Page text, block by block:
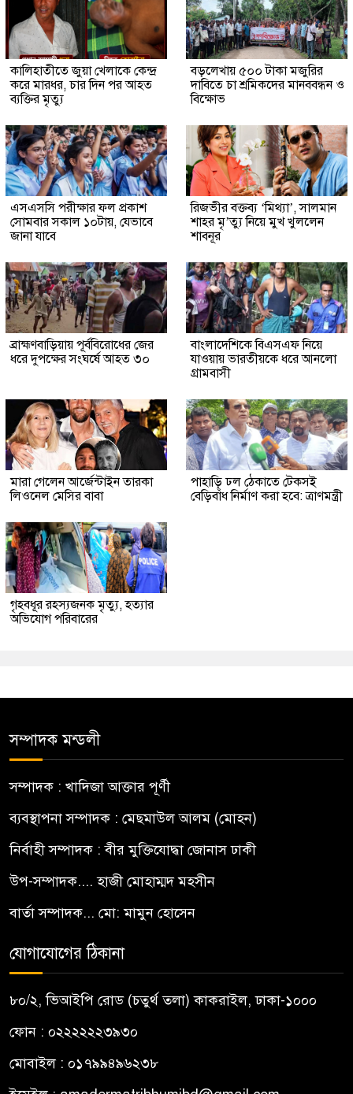
কালিহাতীতে জুয়া খেলাকে কেন্দ্র
করে মারধর, চার দিন পর আহত
ব্যক্তির মৃত্যু
বড়লেখায় ৫০০ টাকা মজুরির
দাবিতে চা শ্রমিকদের মানববন্ধন ও
বিক্ষোভ
এসএসসি পরীক্ষার ফল প্রকাশ
সোমবার সকাল ১০টায়, যেভাবে
জানা যাবে
রিজভীর বক্তব্য ‘মিথ্যা’, সালমান
শাহর মৃ’ত্যু নিয়ে মুখ খুললেন
শাবনূর
ব্রাহ্মণবাড়িয়ায় পূর্ববিরোধের জের
ধরে দুপক্ষের সংঘর্ষে আহত ৩০
বাংলাদেশিকে বিএসএফ নিয়ে
যাওয়ায় ভারতীয়কে ধরে আনলো
গ্রামবাসী
মারা গেলেন আর্জেন্টাইন তারকা
লিওনেল মেসির বাবা
পাহাড়ি ঢল ঠেকাতে টেকসই
বেড়িবাঁধ নির্মাণ করা হবে: ত্রাণমন্ত্রী
গৃহবধূর রহস্যজনক মৃত্যু, হত্যার
অভিযোগ পরিবারের
সম্পাদক মন্ডলী
সম্পাদক : খাদিজা আক্তার পূর্ণী
ব্যবস্থাপনা সম্পাদক : মেছমাউল আলম (মোহন)
নির্বাহী সম্পাদক : বীর মুক্তিযোদ্ধা জোনাস ঢাকী
উপ-সম্পাদক.... হাজী মোহাম্মদ মহসীন
বার্তা সম্পাদক... মো: মামুন হোসেন
যোগাযোগের ঠিকানা
৮০/২, ভিআইপি রোড (চতুর্থ তলা) কাকরাইল, ঢাকা-১০০০
ফোন : ০২২২২২২৩৯৩০
মোবাইল : ০১৭৯৯৪৯৬২৩৮